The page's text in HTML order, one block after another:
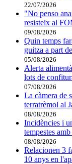
22/07/2026
"No penso
resisteix al
09/08/2026
Quin temps
guitza a part
05/08/2026
Alerta
lots de
07/08/2026
La càmera de
terratrèmol al
08/08/2026
Incidències i
tempestes
08/08/2026
Relacionen 3
10 anys en